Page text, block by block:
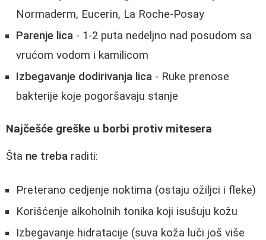
Normaderm, Eucerin, La Roche-Posay
Parenje lica - 1-2 puta nedeljno nad posudom sa
vrućom vodom i kamilicom
Izbegavanje dodirivanja lica - Ruke prenose
bakterije koje pogoršavaju stanje
Najčešće greške u borbi protiv mitesera
Šta ne treba raditi:
Preterano cedjenje noktima (ostaju ožiljci i fleke)
Korišćenje alkoholnih tonika koji isušuju kožu
Izbegavanje hidratacije (suva koža luči još više